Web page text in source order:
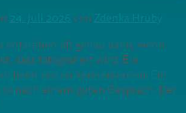
24. Juli 2026von Zdenka Hruby
entstehen oft genau dann, wenn
dass fotografiert wird. Ein
beim ersten Kennenlernen. Ein
nach einem guten Gespräch. Der